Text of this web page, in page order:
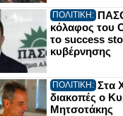
ΠΟΛΙΤΙΚΗ:
κόλαφος του
το success
κυβέρνησης
ΠΟΛΙΤΙΚΗ: Στα
διακοπές ο
Μητσοτάκης